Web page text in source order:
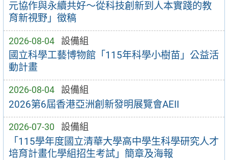
元協作與永續共好～從科技創新到人本實踐的教
育新視野」徵稿
2026-08-04 設備組
國立科學工藝博物館「115年科學小樹苗」公益活
動計畫
2026-08-04 設備組
2026第6屆香港亞洲創新發明展覽會AEII
2026-07-30 設備組
「115學年度國立清華大學高中學生科學研究人才
培育計畫化學組招生考試」簡章及海報